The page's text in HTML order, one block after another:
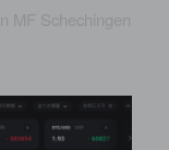
MF Schechingen